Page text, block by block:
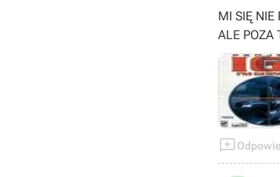
MI SIĘ NIE
ALE POZA
